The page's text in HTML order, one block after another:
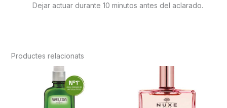
Dejar actuar durante 10 minutos antes del aclarado.
Productes relacionats